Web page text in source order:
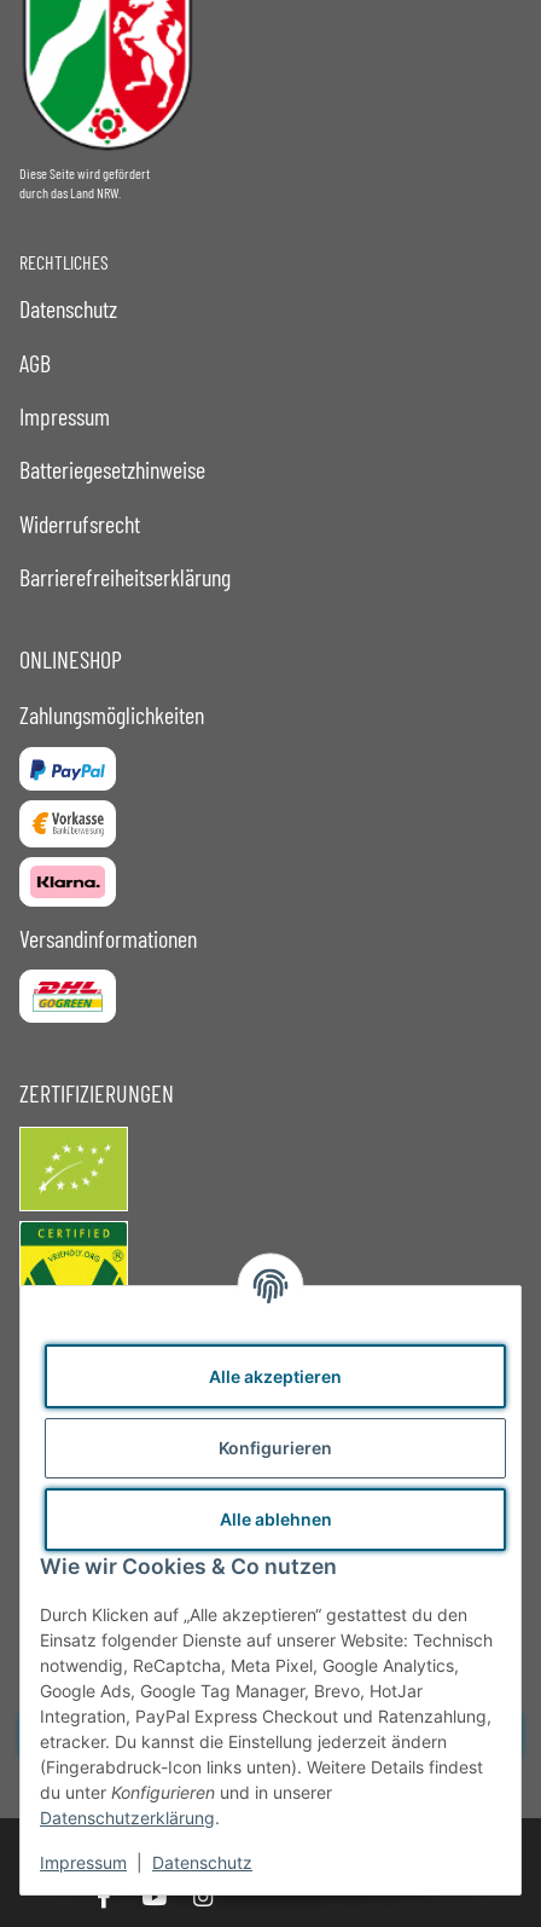
Alle akzeptieren
Konfigurieren
Alle ablehnen
Wie wir Cookies & Co nutzen
Durch Klicken auf „Alle akzeptieren“ gestattest du den
Einsatz folgender Dienste auf unserer Website: Technisch
notwendig, ReCaptcha, Meta Pixel, Google Analytics,
Google Ads, Google Tag Manager, Brevo, HotJar
Integration, PayPal Express Checkout und Ratenzahlung,
etracker. Du kannst die Einstellung jederzeit ändern
(Fingerabdruck-Icon links unten). Weitere Details findest
du unter Konfigurieren und in unserer
Datenschutzerklärung.
Impressum Datenschutz
Diese Seite wird gefördert
durch das Land NRW.
RECHTLICHES
Datenschutz
AGB
Impressum
Batteriegesetzhinweise
Widerrufsrecht
Barrierefreiheitserklärung
ONLINESHOP
Zahlungsmöglichkeiten
Versandinformationen
ZERTIFIZIERUNGEN
Vertrag widerrufen
* Alle Preise inkl. gesetzlicher MwSt., zzgl.Versand
© Tante Olga